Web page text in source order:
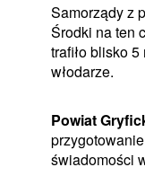
Samorządy z
Środki na ten
trafiło blisko
włodarze.
Powiat
świadomości